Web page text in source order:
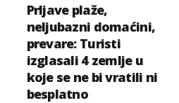
Prljave plaže,
neljubazni domaćini,
prevare: Turisti
izglasali 4 zemlje u
koje se ne bi vratili ni
besplatno